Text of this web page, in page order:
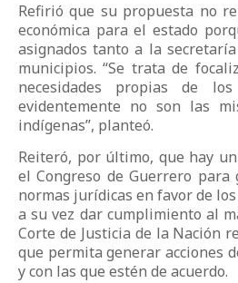
Refirió que su propuesta no
económica para el estado
asignados tanto a la
municipios. “Se trata de
necesidades propias de los
evidentemente no son las
indígenas”, planteó.
Reiteró, por último, que hay
el Congreso de Guerrero para
normas jurídicas en favor de
a su vez dar cumplimiento al
Corte de Justicia de la Nación
que permita generar acciones
y con las que estén de acuerdo.